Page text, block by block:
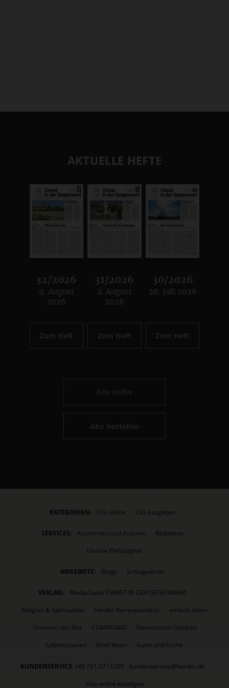
AKTUELLE HEFTE
32/2026
:
9. August
2026
Zum Heft
31/2026
:
2. August
2026
Zum Heft
30/2026
:
26. Juli 2026
Zum Heft
Abo bestellen
KATEGORIEN: CIG online CIG Ausgaben
SERVICES: Autorinnen und Autoren
Redaktion
Unsere Philosophie
ANGEBOTE: Blogs Schlagwörter
VERLAG:
Media Sales CHRIST IN DER GEGENWART
Religion & Spiritualität
Herder Korrespondenz
einfach leben
Stimmen der Zeit
COMMUNIO
Gemeinsam Glauben
Lebensspuren
Bibel lesen kunst und kirche
KUNDENSERVICE +49 761 2717200
kundenservice@herder.de
Abo online kündigen